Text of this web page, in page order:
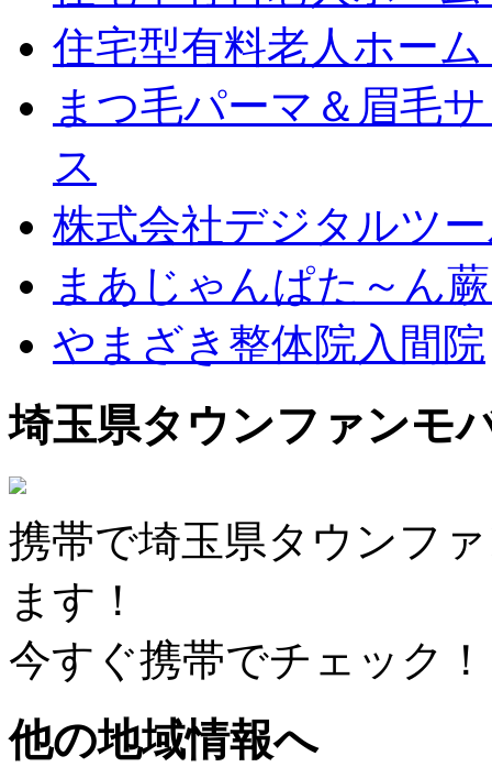
住宅型有料老人ホー
まつ毛パーマ＆眉毛
ス
株式会社デジタルツ
まあじゃんぱた～ん
やまざき整体院入間院
埼玉県タウンファンモ
携帯で埼玉県タウンフ
ます！
今すぐ携帯でチェック！
他の地域情報へ